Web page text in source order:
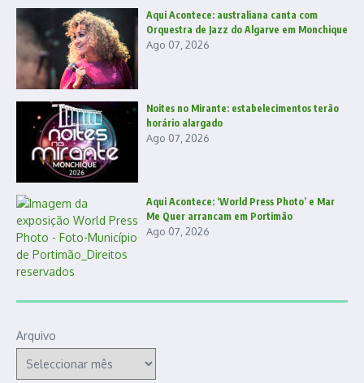
Aqui Acontece: australiana canta com
Orquestra de Jazz do Algarve em Monchique
Ago 07, 2026
Noites no Mirante: estabelecimentos terão
horário alargado
Ago 07, 2026
Aqui Acontece: ‘World Press Photo’ e Mar
Me Quer arrancam em Portimão
Ago 07, 2026
Arquivo